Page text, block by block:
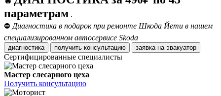
параметрам .
⛔ Диагностика в подарок при ремонте Шкода Йети в нашем
специализированном автосервисе Skoda
диагностика получить консультацию заявка на эвакуатор
Сертифицированные специалисты
Мастер слесарного цеха
Получить консультацию